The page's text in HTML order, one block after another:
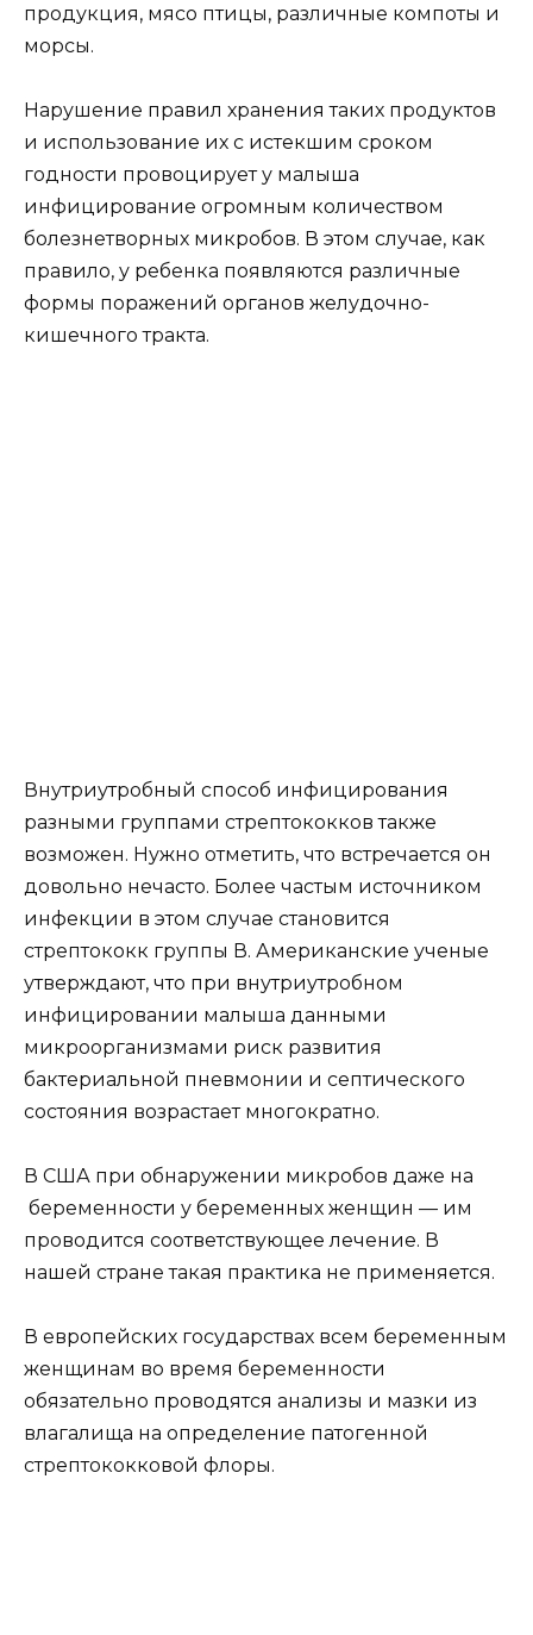
продукция, мясо птицы, различные компоты и
морсы.
Нарушение правил хранения таких продуктов
и использование их с истекшим сроком
годности провоцирует у малыша
инфицирование огромным количеством
болезнетворных микробов. В этом случае, как
правило, у ребенка появляются различные
формы поражений органов желудочно-
кишечного тракта.
Внутриутробный способ инфицирования
разными группами стрептококков также
возможен. Нужно отметить, что встречается он
довольно нечасто. Более частым источником
инфекции в этом случае становится
стрептококк группы В. Американские ученые
утверждают, что при внутриутробном
инфицировании малыша данными
микроорганизмами риск развития
бактериальной пневмонии и септического
состояния возрастает многократно.
В США при обнаружении микробов даже на
беременности у беременных женщин — им
проводится соответствующее лечение. В
нашей стране такая практика не применяется.
В европейских государствах всем беременным
женщинам во время беременности
обязательно проводятся анализы и мазки из
влагалища на определение патогенной
стрептококковой флоры.